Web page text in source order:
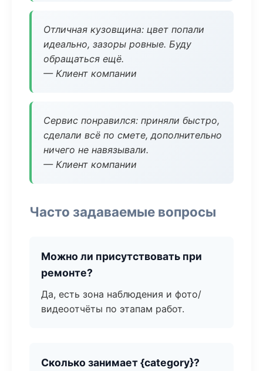
Отличная кузовщина: цвет попали
идеально, зазоры ровные. Буду
обращаться ещё.
— Клиент компании
Сервис понравился: приняли быстро,
сделали всё по смете, дополнительно
ничего не навязывали.
— Клиент компании
Часто задаваемые вопросы
Можно ли присутствовать при
ремонте?
Да, есть зона наблюдения и фото/
видеоотчёты по этапам работ.
Сколько занимает {category}?